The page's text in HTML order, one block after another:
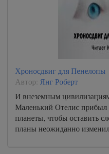
Хроносдвиг для Пенелопы
Автор: Янг Роберт
И внеземным
Маленький Отелис прибыл
планеты, чтобы оставить
планы неожиданно